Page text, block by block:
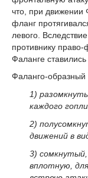
что, при движении
фланг
левого.
противнику
Фаланге
Фаланго-образный
1)
каждого
2)
движений в
3) сомкнутый,
вплотную,